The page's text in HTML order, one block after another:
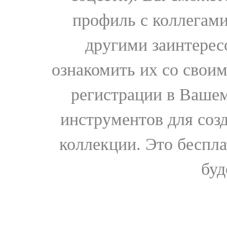
профиль с
другими
ознакомить их со
регистрации в
инструментов для
коллекции. Это